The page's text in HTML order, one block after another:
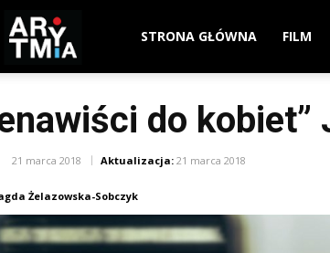
arytmia.eu
STRONA GŁÓWNA FILM
do
21 marca 2018 Aktualizacja: 21 marca 2018
Żelazowska-Sobczyk